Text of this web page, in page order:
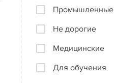
Промышленные
Не дорогие
Медицинские
Для обучения